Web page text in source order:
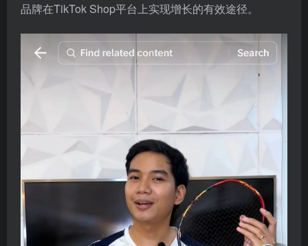
品牌在TikTok Shop平台上实现增长的有效途径。